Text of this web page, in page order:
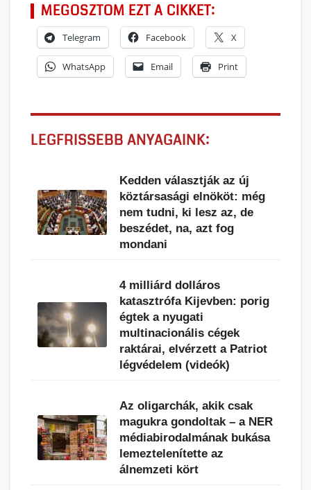
MEGOSZTOM EZT A CIKKET:
Telegram Facebook X
WhatsApp Email Print
LEGFRISSEBB ANYAGAINK:
Kedden választják az új
köztársasági elnököt: még
nem tudni, ki lesz az, de
beszédet, na, azt fog
mondani
4 milliárd dolláros
katasztrófa Kijevben: porig
égtek a nyugati
multinacionális cégek
raktárai, elvérzett a Patriot
légvédelem (videók)
Az oligarchák, akik csak
magukra gondoltak – a NER
médiabirodalmának bukása
lemeztelenítette az
álnemzeti kört